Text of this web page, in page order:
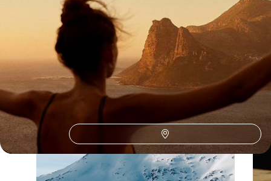
La Zambie selonvos envies
Parce que chaque voyageur est différent